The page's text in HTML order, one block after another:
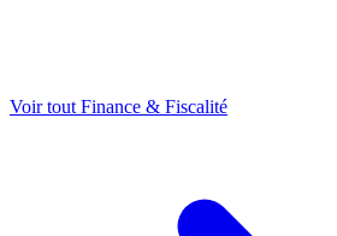
Voir tout Finance & Fiscalité